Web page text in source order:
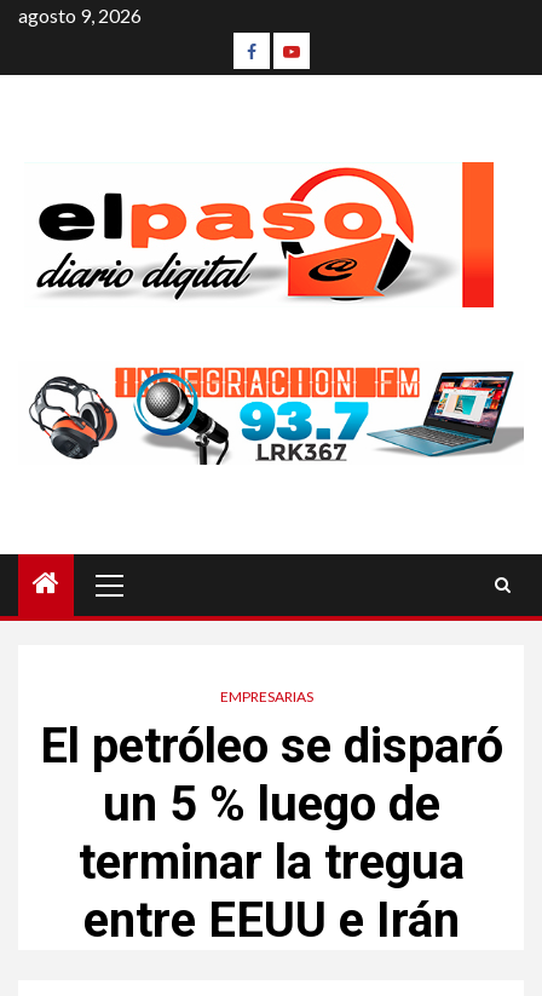
agosto 9, 2026
EMPRESARIAS
El petróleo se disparó
un 5 % luego de
terminar la tregua
entre EEUU e Irán